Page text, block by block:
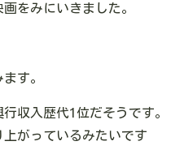
をみにいきました。
す。
収入歴代1位だそうです。
がっているみたいです